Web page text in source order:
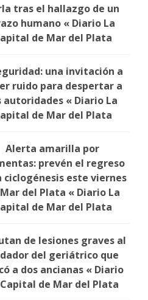
tras el hallazgo de un
humano « Diario La
de Mar del Plata
una invitación a
ruido para despertar a
autoridades « Diario La
de Mar del Plata
Alerta amarilla por
prevén el regreso
ciclogénesis este viernes
del Plata « Diario La
de Mar del Plata
de lesiones graves al
del geriátrico que
a dos ancianas « Diario
de Mar del Plata